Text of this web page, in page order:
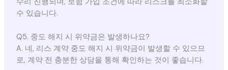
수리 진행되며, 보험 가입 조건에 따라 리스크를 최소화할
수 있습니다.
Q5. 중도 해지 시 위약금은 발생하나요?
A. 네, 리스 계약 중도 해지 시 위약금이 발생할 수 있으므
로, 계약 전 충분한 상담을 통해 확인하는 것이 좋습니다.